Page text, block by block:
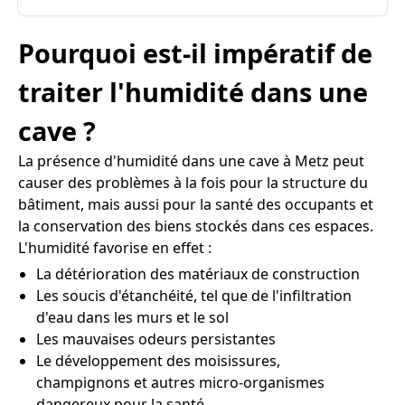
Pourquoi est-il impératif de
traiter l'humidité dans une
cave ?
La présence d'humidité dans une cave à Metz peut
causer des problèmes à la fois pour la structure du
bâtiment, mais aussi pour la santé des occupants et
la conservation des biens stockés dans ces espaces.
L'humidité favorise en effet :
La détérioration des matériaux de construction
Les soucis d'étanchéité, tel que de l'infiltration
d'eau dans les murs et le sol
Les mauvaises odeurs persistantes
Le développement des moisissures,
champignons et autres micro-organismes